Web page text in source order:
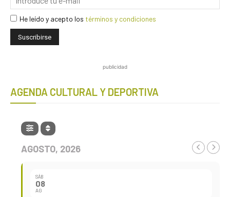
He leído y acepto los términos y condiciones
publicidad
AGENDA CULTURAL Y DEPORTIVA
AGOSTO, 2026
SÁB
08
AG